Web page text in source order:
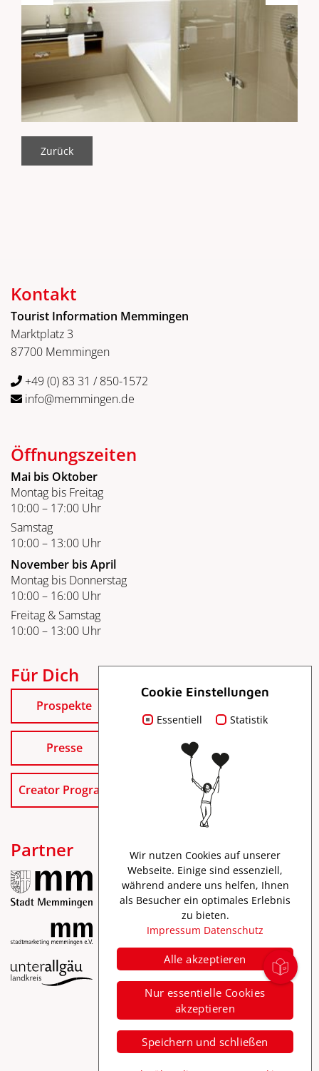
Zurück
Kontakt
Tourist Information Memmingen
Marktplatz 3
87700 Memmingen
+49 (0) 83 31 / 850-1572
info@memmingen.de
Öffnungszeiten
Mai bis Oktober
Montag bis Freitag
10:00 – 17:00 Uhr
Samstag
10:00 – 13:00 Uhr
November bis April
Montag bis Donnerstag
10:00 – 16:00 Uhr
Freitag & Samstag
10:00 – 13:00 Uhr
Für Dich
Prospekte
Presse
Creator Program
Partner
Impressum
Datenschutz
Barrierefreiheit
Cookie Einstellungen
Essentiell Statistik
Wir nutzen Cookies auf unserer
Webseite. Einige sind essenziell,
während andere uns helfen, Ihnen
als Besucher ein optimales Erlebnis
zu bieten.
Impressum Datenschutz
Alle akzeptieren
Nur essentielle Cookies
akzeptieren
Speichern und schließen